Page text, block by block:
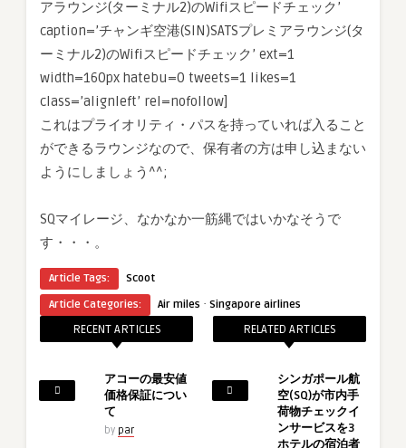
アラウンジ(ターミナル2)のWifiスピードチェック’
caption=’チャンギ空港(SIN)SATSプレミアラウンジ(タ
ーミナル2)のWifiスピードチェック’ ext=1
width=160px hatebu=0 tweets=1 likes=1
class=’alignleft’ rel=nofollow]
これはプライオリティ・パスを持っていれば入ること
ができるラウンジなので、保有者の方は申し込まない
ようにしましょう^^;
SQマイレージ、なかなか一筋縄ではいかなそうで
す・・・。
Article Tags:
Scoot
Article Categories:
Air miles · Singapore airlines
RECENT ARTICLES
アコーの最安値
価格保証につい
て
by par
RELATED ARTICLES
シンガポール航
空(SQ)が市内手
荷物チェックイ
ンサービスを3
ホテルの宿泊者